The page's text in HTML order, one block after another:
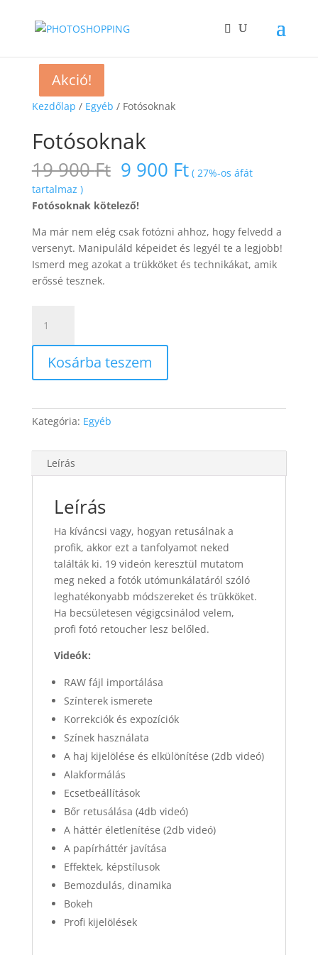
Kezdőlap / Egyéb / Fotósoknak
Akció!
Fotósoknak
19 900Ft Original
price
was:
19
900 Ft.
9 900 FtCurrent
price
900 Ft.
( 27%-os áfát
tartalmaz )
Fotósoknak kötelező!
Ma már nem elég csak fotózni ahhoz, hogy felvedd a
versenyt. Manipuláld képeidet és legyél te a legjobb!
Ismerd meg azokat a trükköket és technikákat, amik
erőssé tesznek.
mennyiség
Kosárba teszem
Kategória: Egyéb
Leírás
Leírás
Ha kíváncsi vagy, hogyan retusálnak a
profik, akkor ezt a tanfolyamot neked
találták ki. 19 videón keresztül mutatom
meg neked a fotók utómunkálatáról szóló
leghatékonyabb módszereket és trükköket.
Ha becsületesen végigcsinálod velem,
profi fotó retoucher lesz belőled.
Videók:
RAW fájl importálása
Színterek ismerete
Korrekciók és expozíciók
Színek használata
A haj kijelölése és elkülönítése (2db videó)
Alakformálás
Ecsetbeállítások
Bőr retusálása (4db videó)
A háttér életlenítése (2db videó)
A papírháttér javítása
Effektek, képstílusok
Bemozdulás, dinamika
Bokeh
Profi kijelölések
Akció!
Akció!
Akció!